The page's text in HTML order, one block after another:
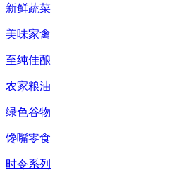
新鲜蔬菜
美味家禽
至纯佳酿
农家粮油
绿色谷物
馋嘴零食
时令系列